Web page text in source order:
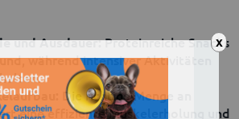
und Ausdauer:Proteinreiche Snacks
während intensiver Aktivitäten
Die richtige Menge an
eine effiziente Muskelerholung und
X